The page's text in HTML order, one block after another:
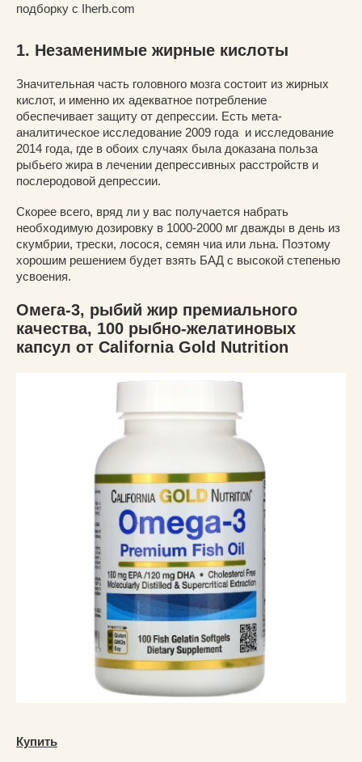
подборку с Iherb.com
1. Незаменимые жирные кислоты
Значительная часть головного мозга состоит из жирных
кислот, и именно их адекватное потребление
обеспечивает защиту от депрессии. Есть мета-
аналитическое исследование 2009 года и исследование
2014 года, где в обоих случаях была доказана польза
рыбьего жира в лечении депрессивных расстройств и
послеродовой депрессии.
Скорее всего, вряд ли у вас получается набрать
необходимую дозировку в 1000-2000 мг дважды в день из
скумбрии, трески, лосося, семян чиа или льна. Поэтому
хорошим решением будет взять БАД с высокой степенью
усвоения.
Омега-3, рыбий жир премиального
качества, 100 рыбно-желатиновых
капсул от California Gold Nutrition
Купить